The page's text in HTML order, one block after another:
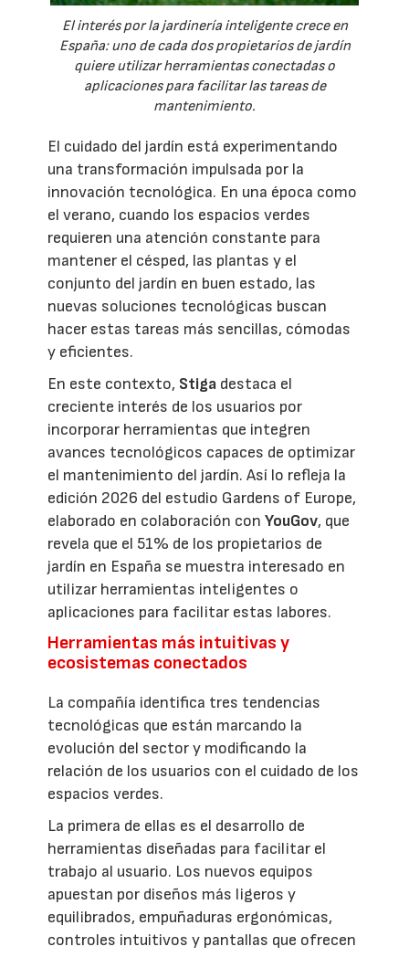
El interés por la jardinería inteligente crece en
España: uno de cada dos propietarios de jardín
quiere utilizar herramientas conectadas o
aplicaciones para facilitar las tareas de
mantenimiento.
El cuidado del jardín está experimentando
una transformación impulsada por la
innovación tecnológica. En una época como
el verano, cuando los espacios verdes
requieren una atención constante para
mantener el césped, las plantas y el
conjunto del jardín en buen estado, las
nuevas soluciones tecnológicas buscan
hacer estas tareas más sencillas, cómodas
y eficientes.
En este contexto, Stiga destaca el
creciente interés de los usuarios por
incorporar herramientas que integren
avances tecnológicos capaces de optimizar
el mantenimiento del jardín. Así lo refleja la
edición 2026 del estudio Gardens of Europe,
elaborado en colaboración conYouGov, que
revela que el 51% de los propietarios de
jardín en España se muestra interesado en
utilizar herramientas inteligentes o
aplicaciones para facilitar estas labores.
Herramientas más intuitivas y
ecosistemas conectados
La compañía identifica tres tendencias
tecnológicas que están marcando la
evolución del sector y modificando la
relación de los usuarios con el cuidado de los
espacios verdes.
La primera de ellas es el desarrollo de
herramientas diseñadas para facilitar el
trabajo al usuario. Los nuevos equipos
apuestan por diseños más ligeros y
equilibrados, empuñaduras ergonómicas,
controles intuitivos y pantallas que ofrecen